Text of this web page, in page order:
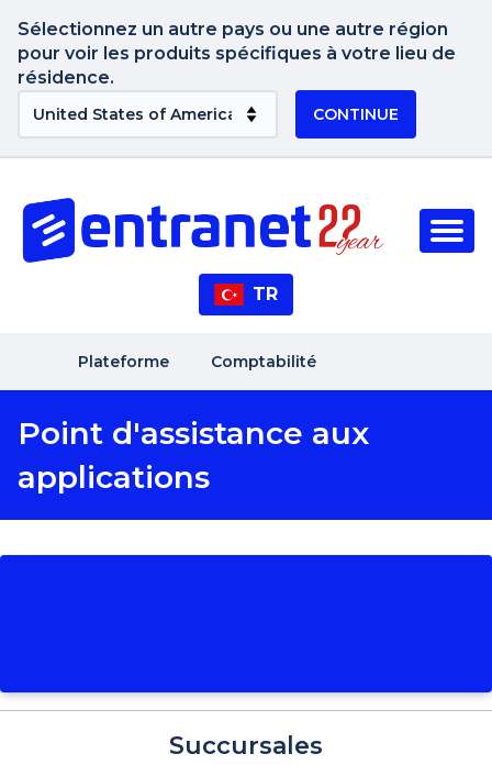
Sélectionnez un autre pays ou une autre région
pour voir les produits spécifiques à votre lieu de
résidence.
CONTINUE
TR
Plateforme Comptabilité
Point d'assistance aux
applications
Succursales